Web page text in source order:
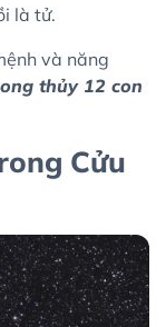
là tử.
và năng
thủy 12 con
Cửu